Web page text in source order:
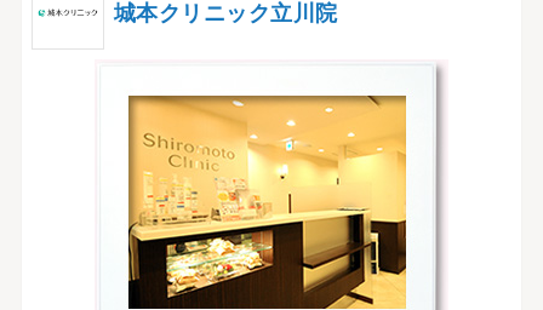
城本クリニック立川院